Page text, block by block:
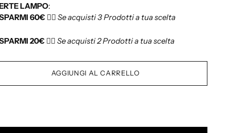
LAMPO:
60€👉🏻 Se acquisti 3 Prodotti a tua scelta
20€👉🏻 Se acquisti 2 Prodotti a tua scelta
AGGIUNGI AL CARRELLO